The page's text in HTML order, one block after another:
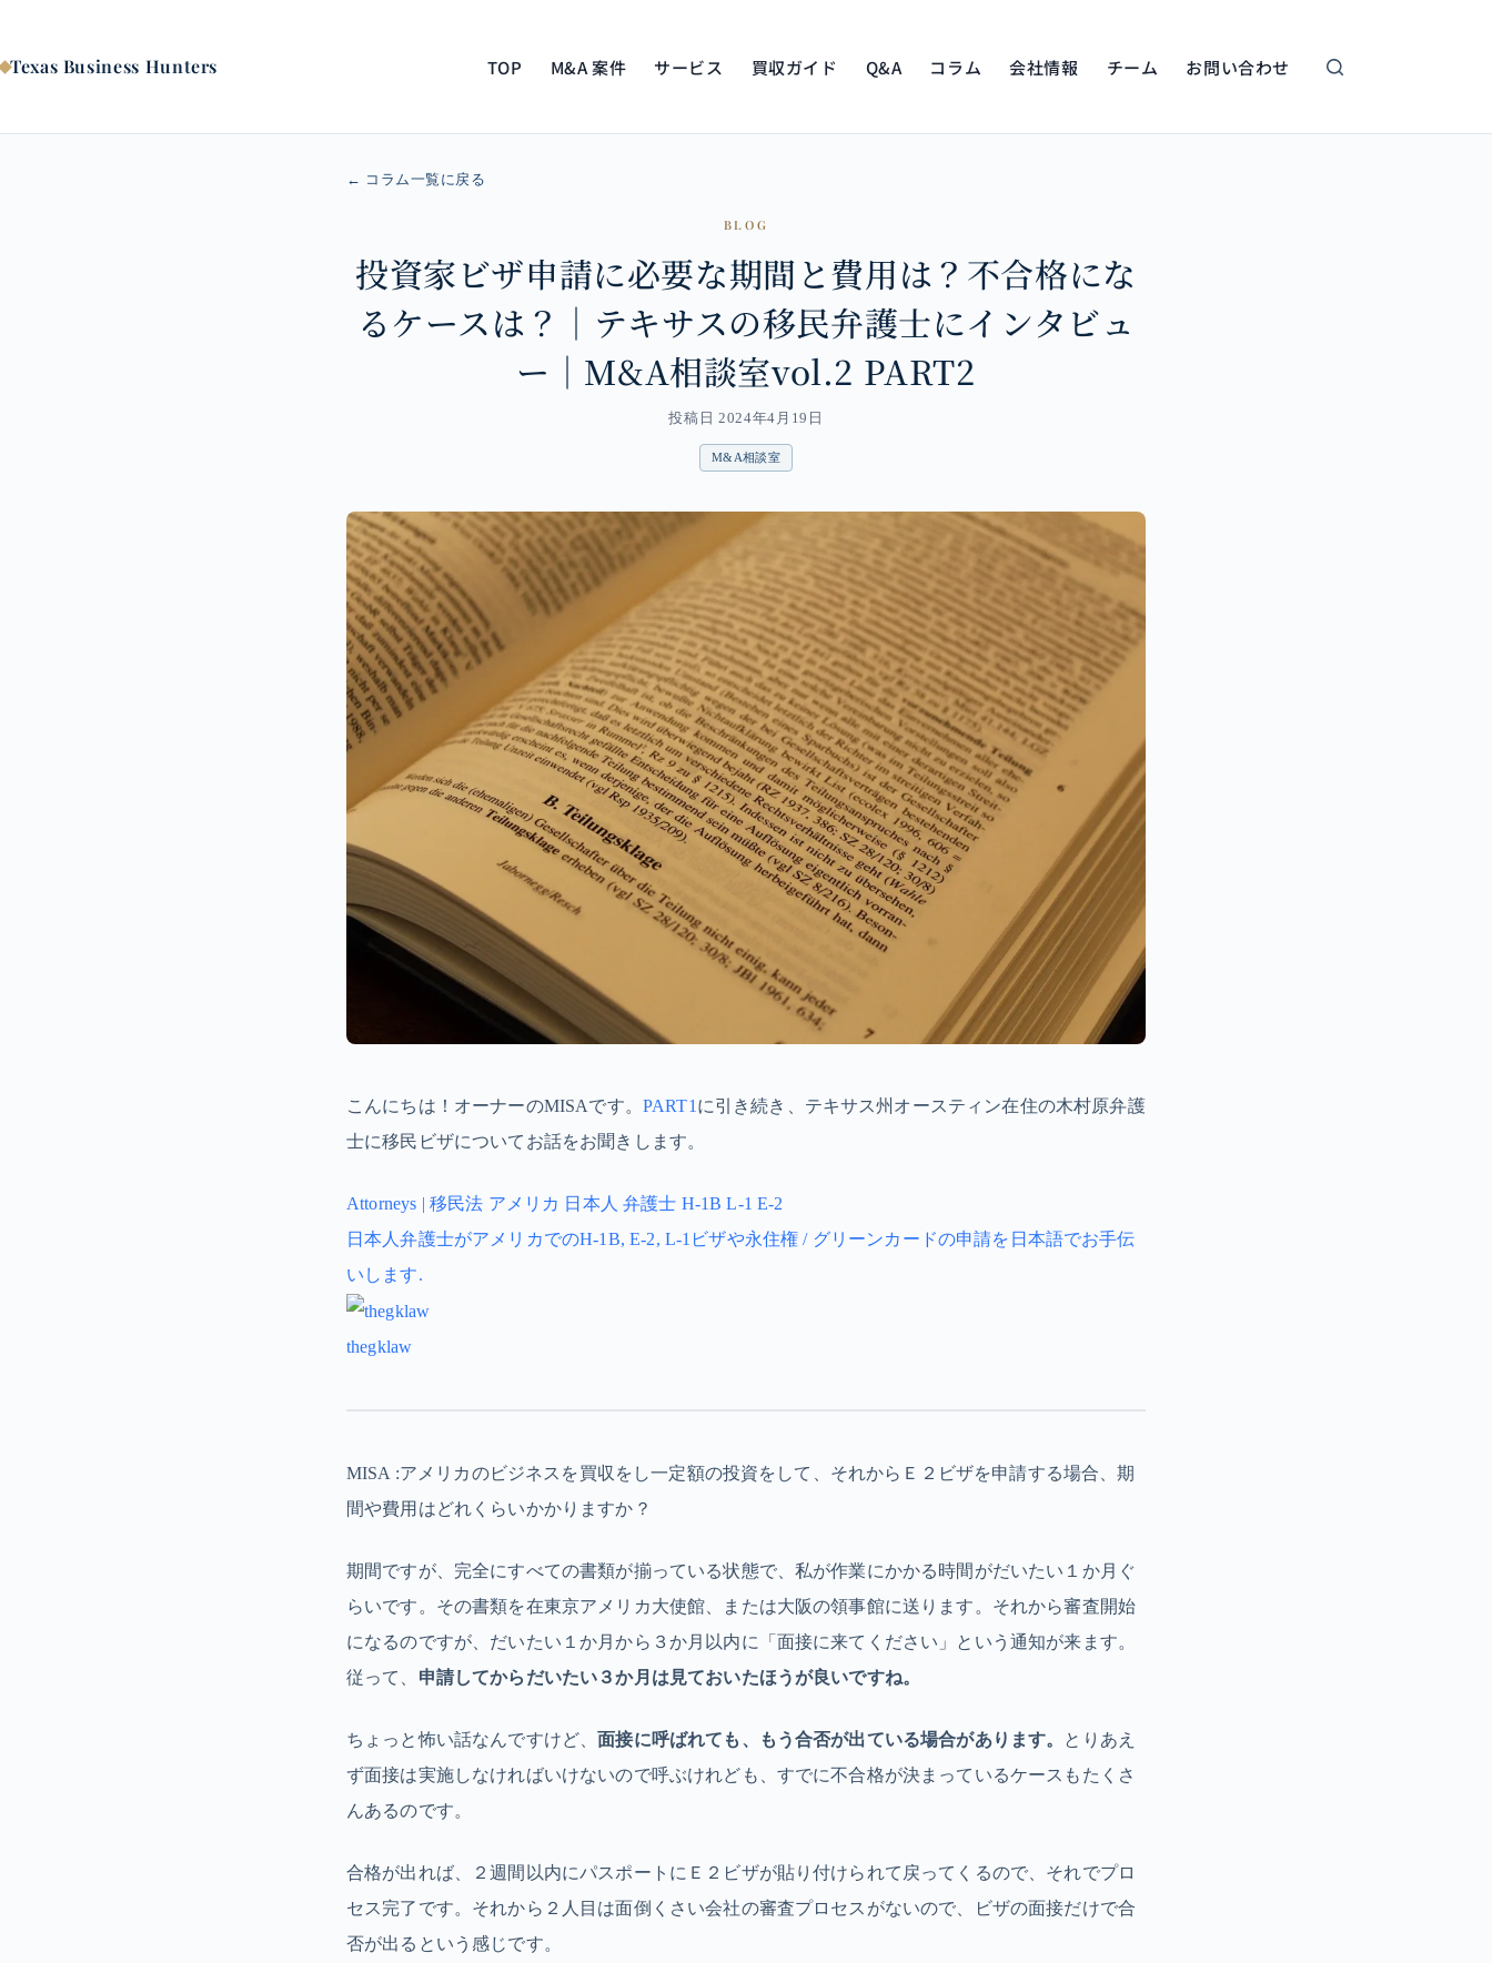
テ
ン
Texas Business Hunters TOP M&A 案件 サービス 買収ガイド Q&A コラム 会社情報 チーム お問い合わせ
← コラム一覧に戻る
BLOG
投資家ビザ申請に必要な期間と費用は？不合格にな
るケースは？｜テキサスの移民弁護士にインタビュ
ー｜M&A相談室vol.2 PART2
投稿日 2024年4月19日
M&A相談室
こんにちは！オーナーのMISAです。 PART1 に引き続き、テキサス州オースティン在住の木村原弁護
士に移民ビザについてお話をお聞きします。
Attorneys | 移民法 アメリカ 日本人 弁護士 H-1B L-1 E-2
日本人弁護士がアメリカでのH-1B, E-2, L-1ビザや永住権 / グリーンカードの申請を日本語でお手伝
いします.
thegklaw
MISA :アメリカのビジネスを買収をし一定額の投資をして、それからＥ２ビザを申請する場合、期
間や費用はどれくらいかかりますか？
期間ですが、完全にすべての書類が揃っている状態で、私が作業にかかる時間がだいたい１か月ぐ
らいです。その書類を在東京アメリカ大使館、または大阪の領事館に送ります。それから審査開始
になるのですが、だいたい１か月から３か月以内に「面接に来てください」という通知が来ます。
従って、 申請してからだいたい３か月は見ておいたほうが良いですね。
ちょっと怖い話なんですけど、面接に呼ばれても、もう合否が出ている場合があります。 とりあえ
ず面接は実施しなければいけないので呼ぶけれども、すでに不合格が決まっているケースもたくさ
んあるのです。
合格が出れば、２週間以内にパスポートにＥ２ビザが貼り付けられて戻ってくるので、それでプロ
セス完了です。それから２人目は面倒くさい会社の審査プロセスがないので、ビザの面接だけで合
否が出るという感じです。